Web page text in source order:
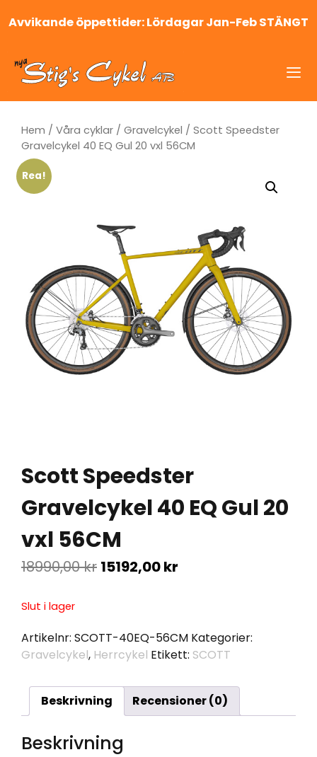
tillAvvikande öppettider: Lördagar Jan-Feb STÄNGT
Hem / Våra cyklar / Gravelcykel / Scott Speedster
Gravelcykel 40 EQ Gul 20 vxl 56CM
Rea!
Scott Speedster
Gravelcykel 40 EQ Gul 20
vxl 56CM
18990,00kr 15192,00kr
Slut i lager
Artikelnr: SCOTT-40EQ-56CM Kategorier:
Gravelcykel, Herrcykel Etikett: SCOTT
Beskrivning Recensioner (0)
Beskrivning